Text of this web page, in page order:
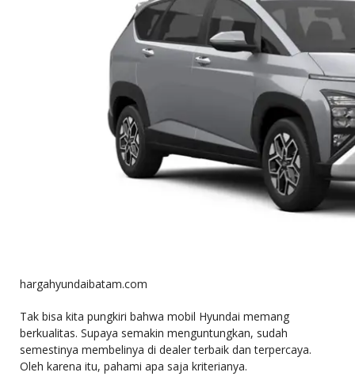
hargahyundaibatam.com
Tak bisa kita pungkiri bahwa mobil Hyundai memang
berkualitas. Supaya semakin menguntungkan, sudah
semestinya membelinya di dealer terbaik dan terpercaya.
Oleh karena itu, pahami apa saja kriterianya.